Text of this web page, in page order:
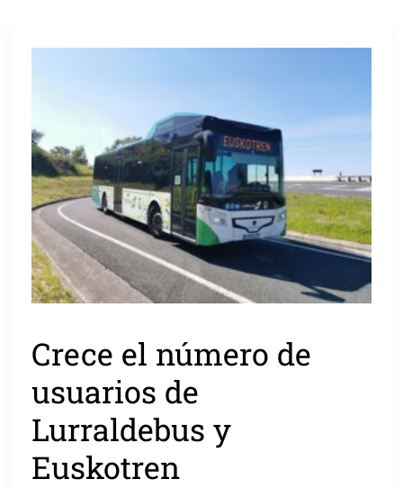
Crece el número de
usuarios de
Lurraldebus y
Euskotren